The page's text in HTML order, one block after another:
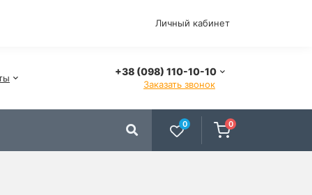
Личный кабинет
+38 (098) 110-10-10
Заказать звонок
0 0